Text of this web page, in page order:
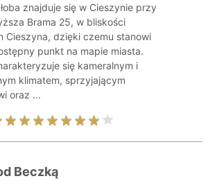
znajduje się w Cieszynie przy
Brama 25, w bliskości
Cieszyna, dzięki czemu stanowi
punkt na mapie miasta.
się kameralnym i
klimatem, sprzyjającym
oraz ...
Beczką